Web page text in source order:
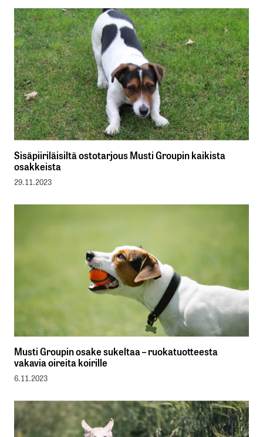
Sisäpiiriläisiltä ostotarjous Musti Groupin kaikista
osakkeista
29.11.2023
Musti Groupin osake sukeltaa – ruokatuotteesta
vakavia oireita koirille
6.11.2023